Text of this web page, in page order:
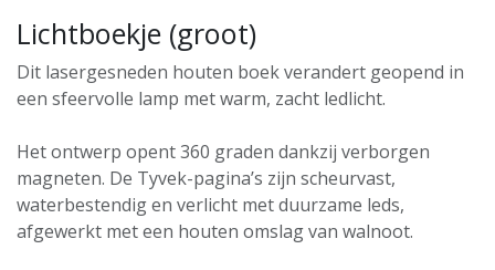
Lichtboekje (groot)
Dit lasergesneden houten boek verandert geopend in
een sfeervolle lamp met warm, zacht ledlicht.
Het ontwerp opent 360 graden dankzij verborgen
magneten. De Tyvek-pagina’s zijn scheurvast,
waterbestendig en verlicht met duurzame leds,
afgewerkt met een houten omslag van walnoot.